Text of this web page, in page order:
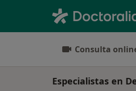
Consulta
Especialistas en